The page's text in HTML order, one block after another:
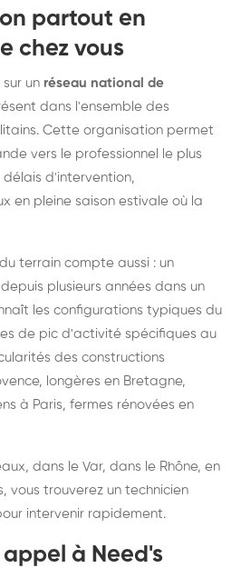
partout en
chez vous
un réseau national de
dans l'ensemble des
Cette organisation permet
vers le professionnel le plus
d'intervention,
en pleine saison estivale où la
terrain compte aussi : un
plusieurs années dans un
les configurations typiques du
de pic d'activité spécifiques au
des constructions
longères en Bretagne,
à Paris, fermes rénovées en
dans le Var, dans le Rhône, en
vous trouverez un technicien
intervenir rapidement.
à Need's